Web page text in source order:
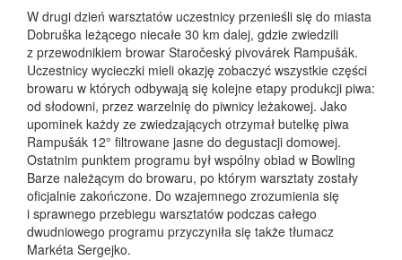
W drugi dzień warsztatów uczestnicy przenieśli się do miasta
Dobruška leżącego niecałe 30 km dalej, gdzie zwiedzili
z przewodnikiem browar Staročeský pivovárek Rampušák.
Uczestnicy wycieczki mieli okazję zobaczyć wszystkie części
browaru w których odbywają się kolejne etapy produkcji piwa:
od słodowni, przez warzelnię do piwnicy leżakowej. Jako
upominek każdy ze zwiedzających otrzymał butelkę piwa
Rampušák 12° filtrowane jasne do degustacji domowej.
Ostatnim punktem programu był wspólny obiad w Bowling
Barze należącym do browaru, po którym warsztaty zostały
oficjalnie zakończone. Do wzajemnego zrozumienia się
i sprawnego przebiegu warsztatów podczas całego
dwudniowego programu przyczyniła się także tłumacz
Markéta Sergejko.